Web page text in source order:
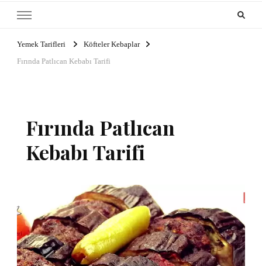
Yemek Tarifleri
Köfteler Kebaplar
Fırında Patlıcan Kebabı Tarifi
Fırında Patlıcan
Kebabı Tarifi